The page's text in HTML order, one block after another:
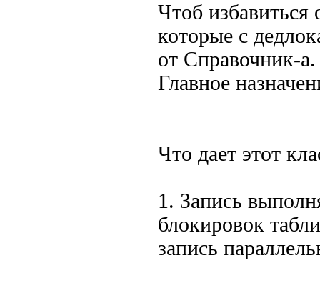
Чтоб избавиться
которые с
от Справочник-а.
Главное
Что дает этот
1. Запись
блокировок
запись